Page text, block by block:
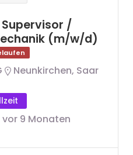
/
(m/w/d)
Neunkirchen, Saar
9 Monaten